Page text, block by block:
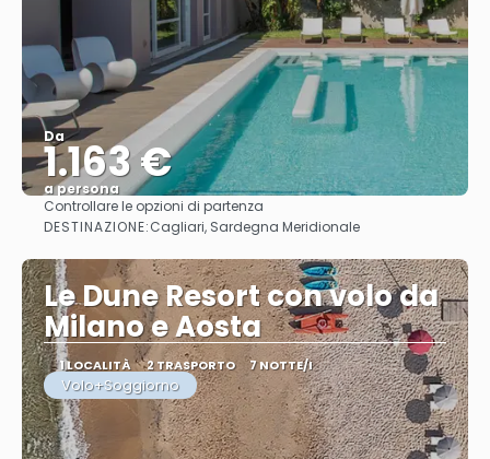
Da
1.163 €
a persona
Vedere
Controllare le opzioni di partenza
DESTINAZIONE:Cagliari, Sardegna Meridionale
Le Dune Resort con volo da
Milano e Aosta
1 LOCALITÀ 2 TRASPORTO 7 NOTTE/I
Volo+Soggiorno